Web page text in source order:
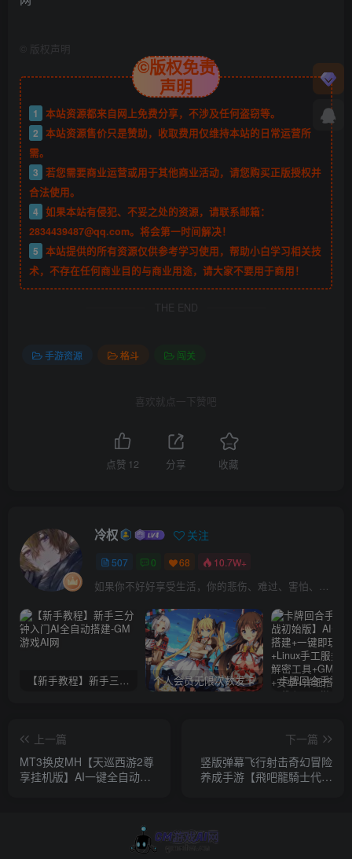
版权声明
©版权免责
声明
1
本站资源都来自网上免费分享，不涉及任何盗窃等。
2 本站资源售价只是赞助，收取费用仅维持本站的日常运营所
需。
3 若您需要商业运营或用于其他商业活动，请您购买正版授权并
合法使用。
4 如果本站有侵犯、不妥之处的资源，请联系邮箱：
2834439487@qq.com。将会第一时间解决！
5 本站提供的所有资源仅供参考学习使用，帮助小白学习相关技
术，不存在任何商业目的与商业用途，请大家不要用于商用！
THE END
手游资源 格斗 闯关
喜欢就点一下赞吧
点赞 12 分享 收藏
冷权 关注
507 0 68 10.7W+
如果你不好好享受生活，你的悲伤、难过、害怕、羞愧和内疚会代替你享受
【新手教程】新手三分钟入门AI全自动搭建 个人会员无限次数发卡
上一篇
MT3换皮MH【天巡西游2尊
享挂机版】AI一键全自动搭
下一篇
竖版弹幕飞行射击奇幻冒险
养成手游【飛吧龍騎士代金